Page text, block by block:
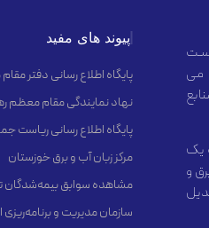
پیوند های مفید
پایگاه اطلاع رسانی دفتر
نهاد نمایندگی مقام معظم
پایگاه اطلاع رسانی ریاست
مرکز زبان آب و برق خوزستان
مشاهده سوابق بیمه‌شدگان
سازمان مدیریت و
می
یک
و